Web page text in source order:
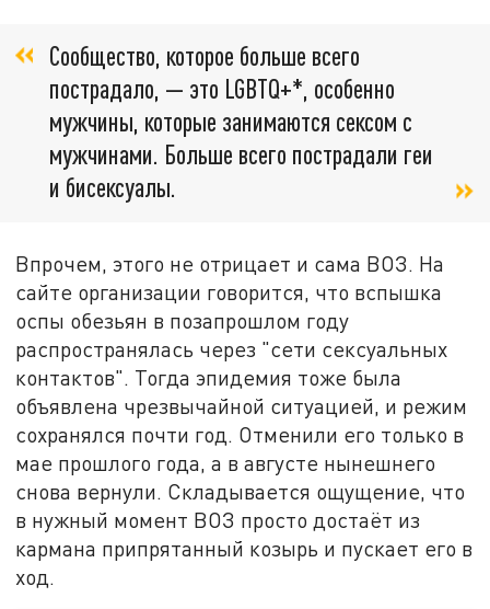
Сообщество, которое больше всего
пострадало, — это LGBTQ+*, особенно
мужчины, которые занимаются сексом с
мужчинами. Больше всего пострадали геи
и бисексуалы.
Впрочем, этого не отрицает и сама ВОЗ. На
сайте организации говорится, что вспышка
оспы обезьян в позапрошлом году
распространялась через "сети сексуальных
контактов". Тогда эпидемия тоже была
объявлена чрезвычайной ситуацией, и режим
сохранялся почти год. Отменили его только в
мае прошлого года, а в августе нынешнего
снова вернули. Складывается ощущение, что
в нужный момент ВОЗ просто достаёт из
кармана припрятанный козырь и пускает его в
ход.